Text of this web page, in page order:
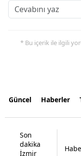
* Bu içerik ile ilgili
Güncel Haberler
Son
dakika
İzmir